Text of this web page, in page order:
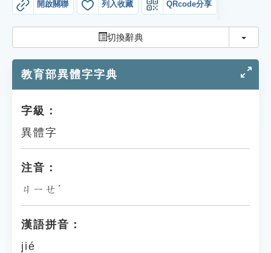
貓頭鷹博士
開啟關聯 列入收藏 QRcode分享
切換辭典 切換
教育部異體字字典
字級：
異體字
注音：
ㄐㄧㄝˊ
漢語拼音：
jié